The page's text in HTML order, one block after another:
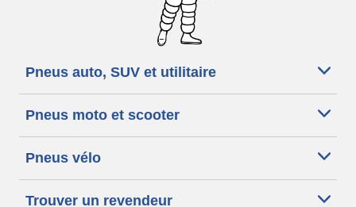
Pneus auto, SUV et utilitaire
Pneus moto et scooter
Pneus vélo
Trouver un revendeur